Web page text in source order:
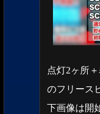
点灯2ヶ所
のフリース
下画像は開